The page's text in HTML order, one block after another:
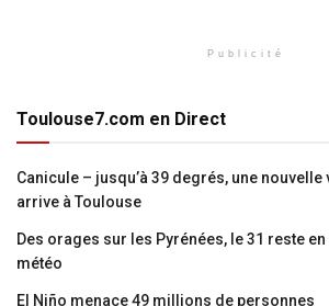
Publicité
Toulouse7.com en Direct
Canicule – jusqu’à 39 degrés, une
arrive à Toulouse
Des orages sur les Pyrénées, le 31 reste
météo
El Niño menace 49 millions de personnes